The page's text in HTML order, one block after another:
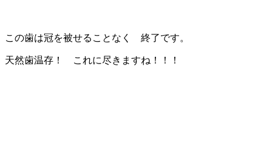
この歯は冠を被せることなく 終了です。
天然歯温存！ これに尽きますね！！！